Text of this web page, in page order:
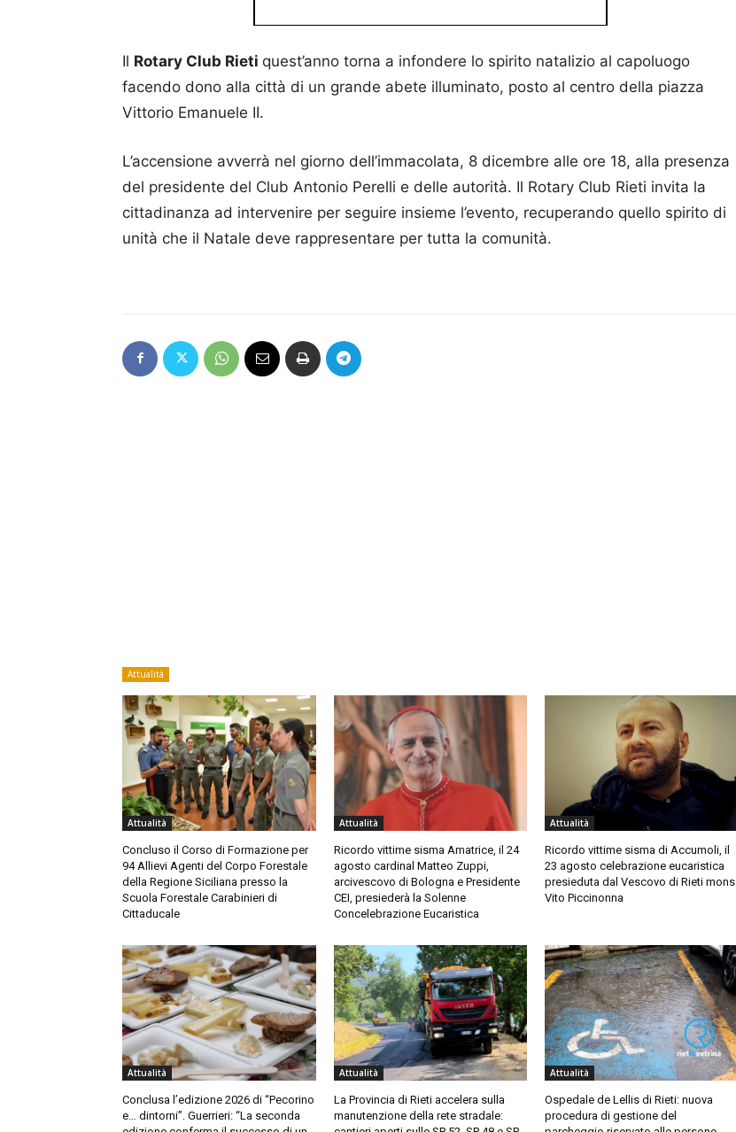
Il Rotary Club Rieti quest’anno torna a infondere lo spirito natalizio al capoluogo
facendo dono alla città di un grande abete illuminato, posto al centro della piazza
Vittorio Emanuele II.
L’accensione avverrà nel giorno dell’immacolata, 8 dicembre alle ore 18, alla presenza
del presidente del Club Antonio Perelli e delle autorità. Il Rotary Club Rieti invita la
cittadinanza ad intervenire per seguire insieme l’evento, recuperando quello spirito di
unità che il Natale deve rappresentare per tutta la comunità.
Attualità
Attualità
Concluso il Corso di Formazione per
94 Allievi Agenti del Corpo Forestale
della Regione Siciliana presso la
Scuola Forestale Carabinieri di
Cittaducale
Attualità
Ricordo vittime sisma Amatrice, il 24
agosto cardinal Matteo Zuppi,
arcivescovo di Bologna e Presidente
CEI, presiederà la Solenne
Concelebrazione Eucaristica
Attualità
Ricordo vittime sisma di Accumoli, il
23 agosto celebrazione eucaristica
presieduta dal Vescovo di Rieti mons.
Vito Piccinonna
Attualità
Conclusa l’edizione 2026 di “Pecorino
e… dintorni”. Guerrieri: “La seconda
Attualità
La Provincia di Rieti accelera sulla
manutenzione della rete stradale:
Attualità
Ospedale de Lellis di Rieti: nuova
procedura di gestione del